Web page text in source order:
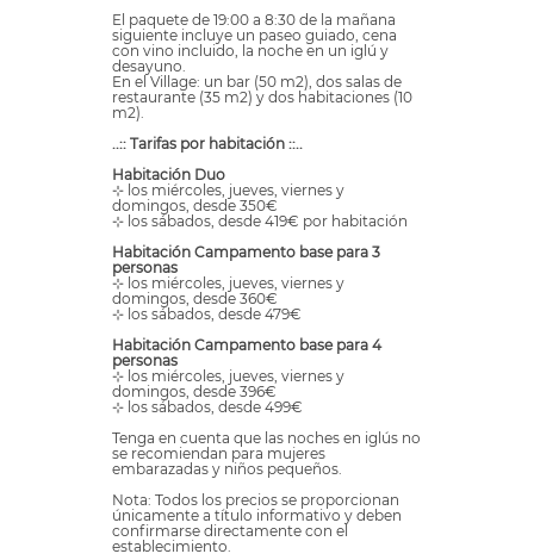
El paquete de 19:00 a 8:30 de la mañana
siguiente incluye un paseo guiado, cena
con vino incluido, la noche en un iglú y
desayuno.
En el Village: un bar (50 m2), dos salas de
restaurante (35 m2) y dos habitaciones (10
m2).
..:: Tarifas por habitación ::..
Habitación Duo
⊹ los miércoles, jueves, viernes y
domingos, desde 350€
⊹ los sábados, desde 419€ por habitación
Habitación Campamento base para 3
personas
⊹ los miércoles, jueves, viernes y
domingos, desde 360€
⊹ los sábados, desde 479€
Habitación Campamento base para 4
personas
⊹ los miércoles, jueves, viernes y
domingos, desde 396€
⊹ los sábados, desde 499€
Tenga en cuenta que las noches en iglús no
se recomiendan para mujeres
embarazadas y niños pequeños.
Nota: Todos los precios se proporcionan
únicamente a título informativo y deben
confirmarse directamente con el
establecimiento.